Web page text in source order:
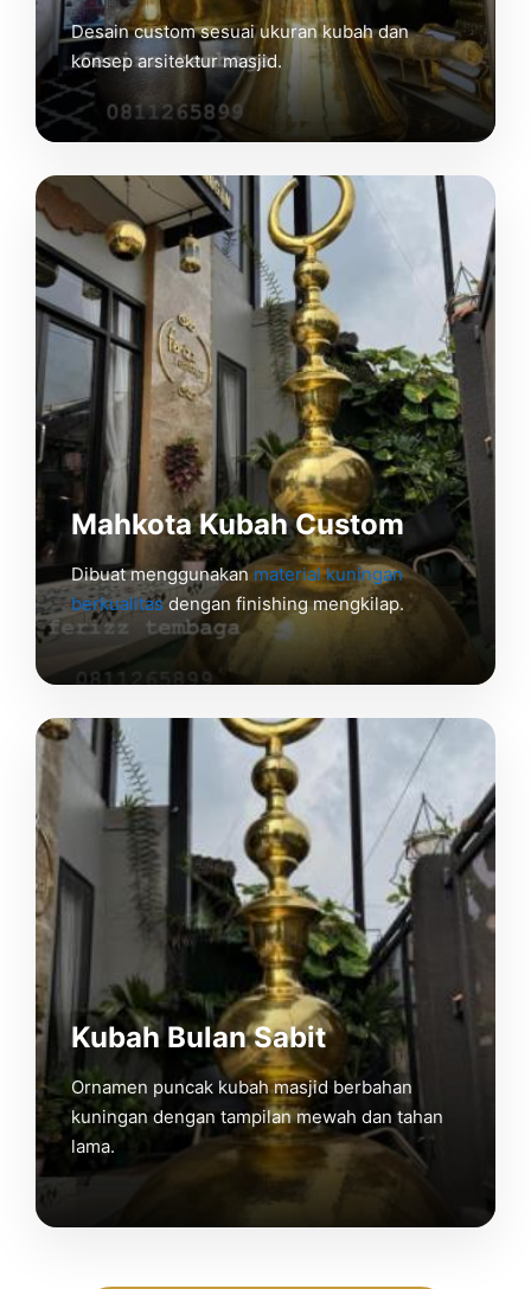
Desain custom sesuai ukuran kubah dan
konsep arsitektur masjid.
Mahkota Kubah Custom
Dibuat menggunakan material kuningan
berkualitasdengan finishing mengkilap.
Kubah Bulan Sabit
Ornamen puncak kubah masjid berbahan
kuningan dengan tampilan mewah dan tahan
lama.